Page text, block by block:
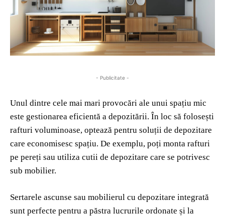
- Publicitate -
Unul dintre cele mai mari provocări ale unui spațiu mic
este gestionarea eficientă a depozitării. În loc să folosești
rafturi voluminoase, optează pentru soluții de depozitare
care economisesc spațiu. De exemplu, poți monta rafturi
pe pereți sau utiliza cutii de depozitare care se potrivesc
sub mobilier.
Sertarele ascunse sau mobilierul cu depozitare integrată
sunt perfecte pentru a păstra lucrurile ordonate și la